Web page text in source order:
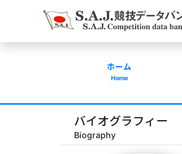
ホーム
Home
バイオグラフィー
Biography